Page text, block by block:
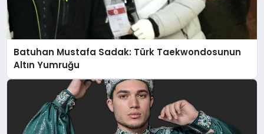
Batuhan Mustafa Sadak: Türk Taekwondosunun
Altın Yumruğu